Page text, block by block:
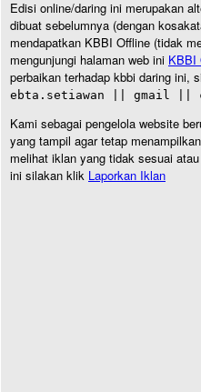
Edisi online/daring ini merupakan
dibuat sebelumnya (dengan
mendapatkan KBBI Offline (tidak
mengunjungi halaman web ini KBBI
perbaikan terhadap kbbi daring ini,
ebta.setiawan || gmail ||
Kami sebagai pengelola website
yang tampil agar tetap
melihat iklan yang tidak sesuai
ini silakan klik Laporkan Iklan